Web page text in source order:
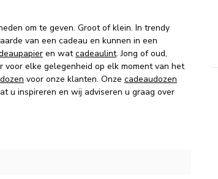
om te geven. Groot of klein. In trendy
van een cadeau en kunnen in een
en watcadeaulint. Jong of oud,
voor elke gelegenheid op elk moment van het
voor onze klanten. Onze cadeaudozen
u inspireren en wij adviseren u graag over